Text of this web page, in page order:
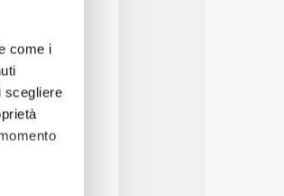
come i
scegliere